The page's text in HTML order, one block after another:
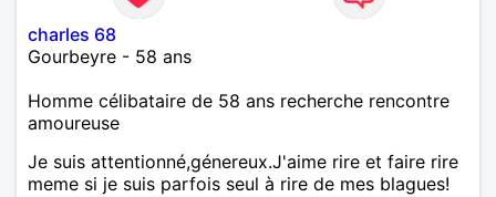
charles 68
Gourbeyre - 58 ans
Homme célibataire de 58 ans recherche rencontre
amoureuse
Je suis attentionné,génereux.J'aime rire et faire rire
meme si je suis parfois seul à rire de mes blagues!